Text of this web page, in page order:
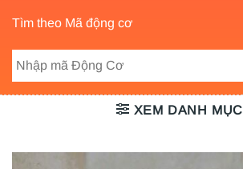
Tìm theo Mã động cơ
XEM DANH MỤC